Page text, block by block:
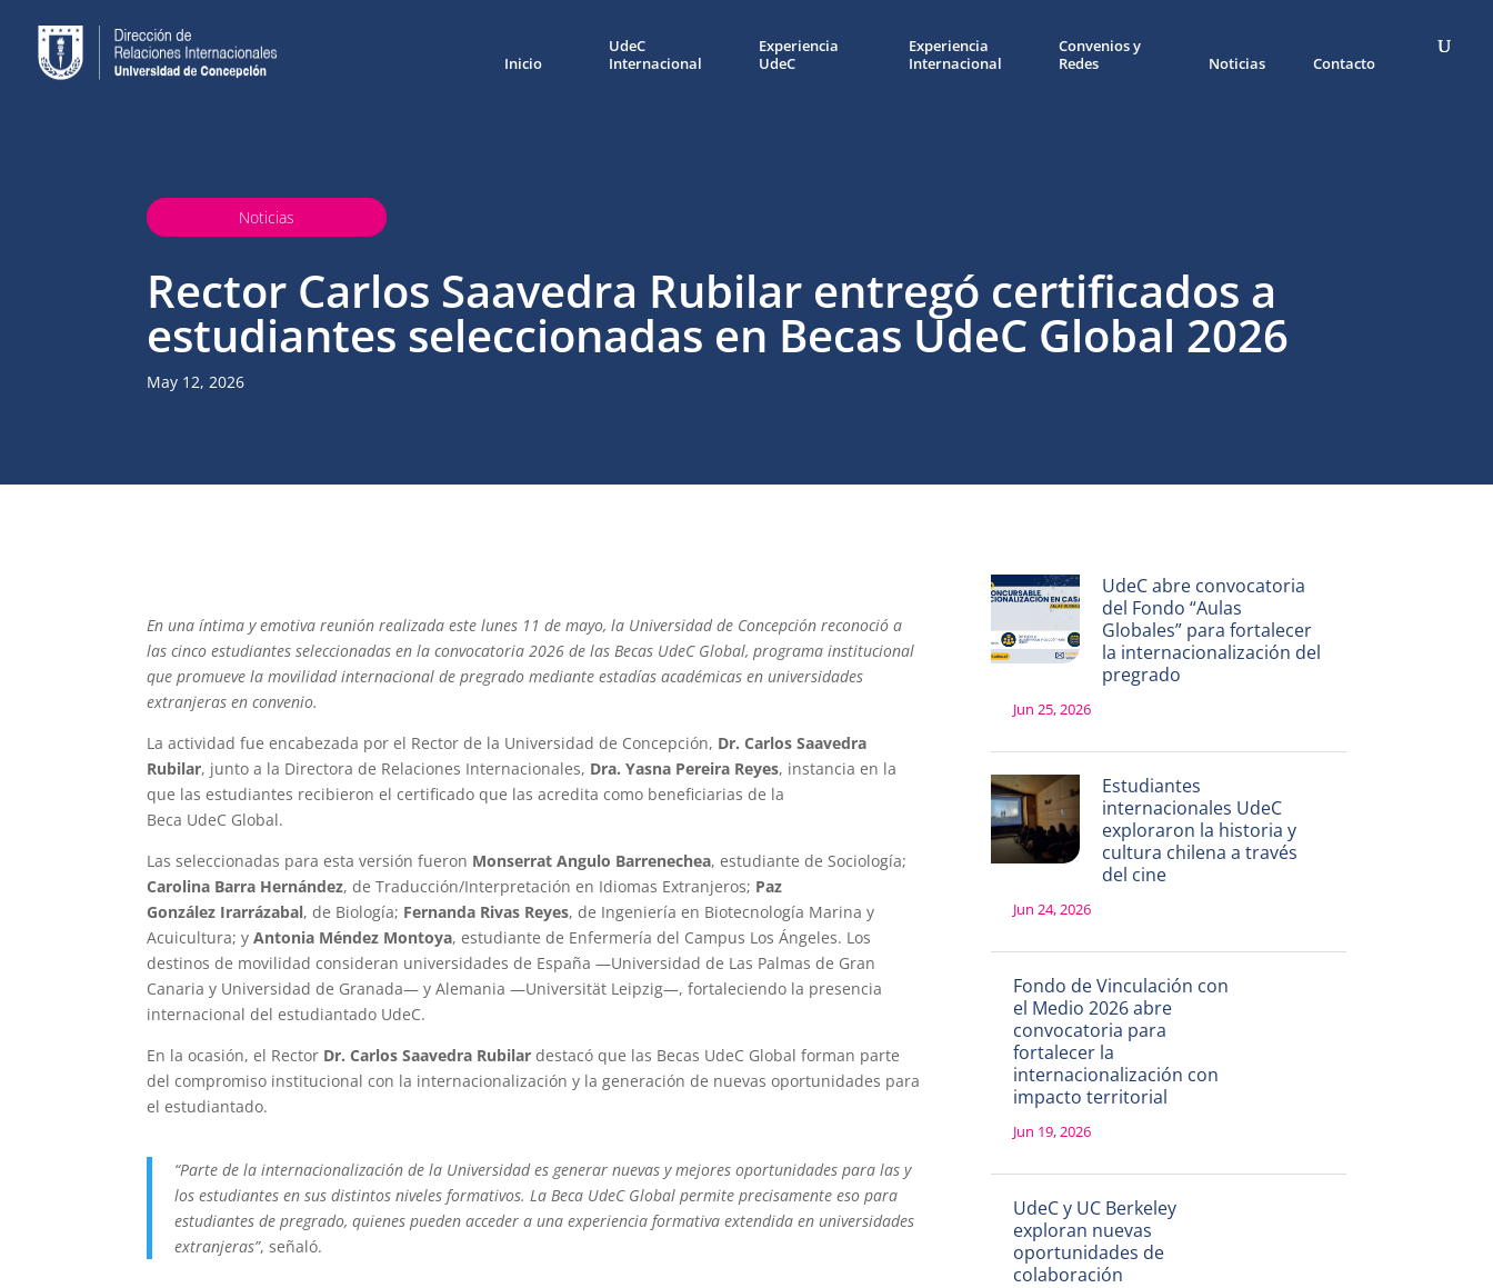
Inicio
UdeC
Internacional
Experiencia
UdeC
Experiencia
Internacional
Convenios y
Redes
Noticias Contacto
Noticias
Rector Carlos Saavedra Rubilar entregó certificados a
estudiantes seleccionadas en Becas UdeC Global 2026
May 12, 2026
En una íntima y emotiva reunión realizada este lunes 11 de mayo, la Universidad de Concepción reconoció a
las cinco estudiantes seleccionadas en la convocatoria 2026 de las Becas UdeC Global, programa institucional
que promueve la movilidad internacional de pregrado mediante estadías académicas en universidades
extranjeras en convenio.
La actividad fue encabezada por el Rector de la Universidad de Concepción, Dr. Carlos Saavedra
Rubilar, junto a la Directora de Relaciones Internacionales, Dra. Yasna Pereira Reyes, instancia en la
que las estudiantes recibieron el certificado que las acredita como beneficiarias de la
Beca UdeC Global.
Las seleccionadas para esta versión fueron Monserrat Angulo Barrenechea, estudiante de Sociología;
Carolina Barra Hernández, de Traducción/Interpretación en Idiomas Extranjeros; Paz
González Irarrázabal, de Biología; Fernanda Rivas Reyes, de Ingeniería en Biotecnología Marina y
Acuicultura; y Antonia Méndez Montoya, estudiante de Enfermería del Campus Los Ángeles. Los
destinos de movilidad consideran universidades de España —Universidad de Las Palmas de Gran
Canaria y Universidad de Granada— y Alemania —Universität Leipzig—, fortaleciendo la presencia
internacional del estudiantado UdeC.
En la ocasión, el Rector Dr. Carlos Saavedra Rubilar destacó que las Becas UdeC Global forman parte
del compromiso institucional con la internacionalización y la generación de nuevas oportunidades para
el estudiantado.
“Parte de la internacionalización de la Universidad es generar nuevas y mejores oportunidades para las y
los estudiantes en sus distintos niveles formativos. La Beca UdeC Global permite precisamente eso para
estudiantes de pregrado, quienes pueden acceder a una experiencia formativa extendida en universidades
extranjeras”, señaló.
UdeC abre convocatoria
del Fondo “Aulas
Globales” para fortalecer
la internacionalización del
pregrado
Jun 25, 2026
Estudiantes
internacionales UdeC
exploraron la historia y
cultura chilena a través
del cine
Jun 24, 2026
Fondo de Vinculación con
el Medio 2026 abre
convocatoria para
fortalecer la
internacionalización con
impacto territorial
Jun 19, 2026
UdeC y UC Berkeley
exploran nuevas
oportunidades de
colaboración